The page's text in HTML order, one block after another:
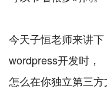
今天子恒老师来讲下
wordpress开发时，
怎么在你独立第三方